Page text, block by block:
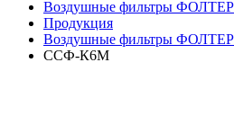
Воздушные фильтры ФОЛТЕР
Продукция
Воздушные фильтры ФОЛТЕР
ССФ-К6М